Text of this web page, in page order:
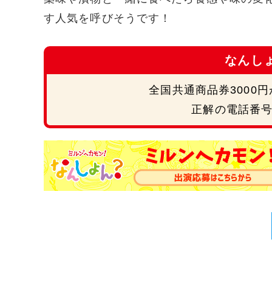
す人気を呼びそうです！
なんし
全国共通商品券3000
正解の電話番